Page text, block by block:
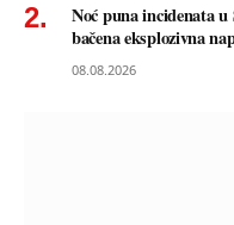
Noć puna incidenata
bačena eksplozivna
08.08.2026